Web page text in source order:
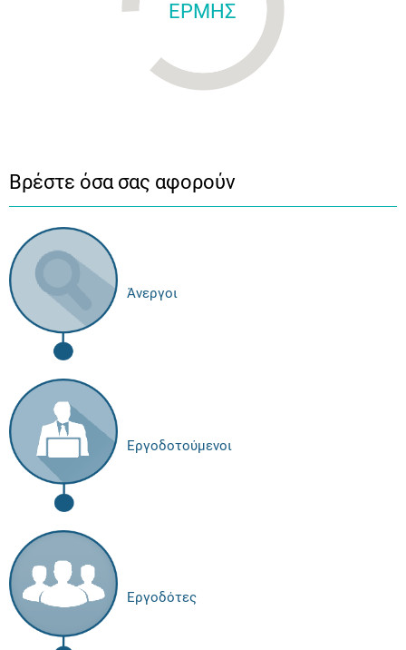
ΕΡΜΗΣ
Βρέστε όσα σας αφορούν
Άνεργοι
Εργοδοτούμενοι
Εργοδότες